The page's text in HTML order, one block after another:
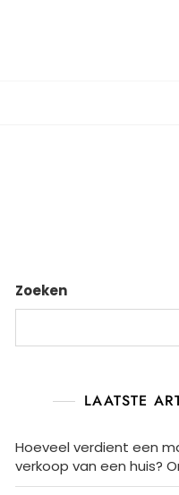
Zoeken
LAATSTE
Hoeveel verdient een
verkoop van een huis?